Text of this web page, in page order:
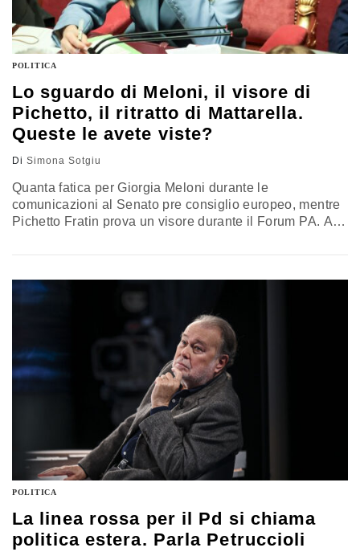
POLITICA
Lo sguardo di Meloni, il visore di
Pichetto, il ritratto di Mattarella.
Queste le avete viste?
Di Simona Sotgiu
Quanta fatica per Giorgia Meloni durante le
comunicazioni al Senato pre consiglio europeo, mentre
Pichetto Fratin prova un visore durante il Forum PA. Al
POLITICA
La linea rossa per il Pd si chiama
politica estera. Parla Petruccioli